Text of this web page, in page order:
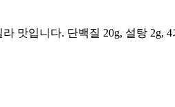
맛입니다. 단백질 20g, 설탕